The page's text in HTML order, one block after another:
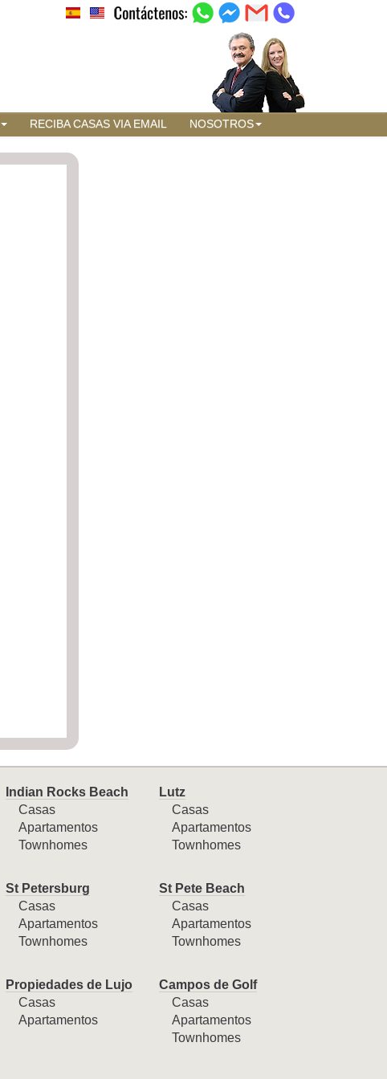
RECIBA CASAS VIA EMAIL NOSOTROS
Indian Rocks Beach
Casas
Apartamentos
Townhomes
Lutz
Casas
Apartamentos
Townhomes
St Petersburg
Casas
Apartamentos
Townhomes
St Pete Beach
Casas
Apartamentos
Townhomes
Propiedades de Lujo
Casas
Apartamentos
Campos de Golf
Casas
Apartamentos
Townhomes